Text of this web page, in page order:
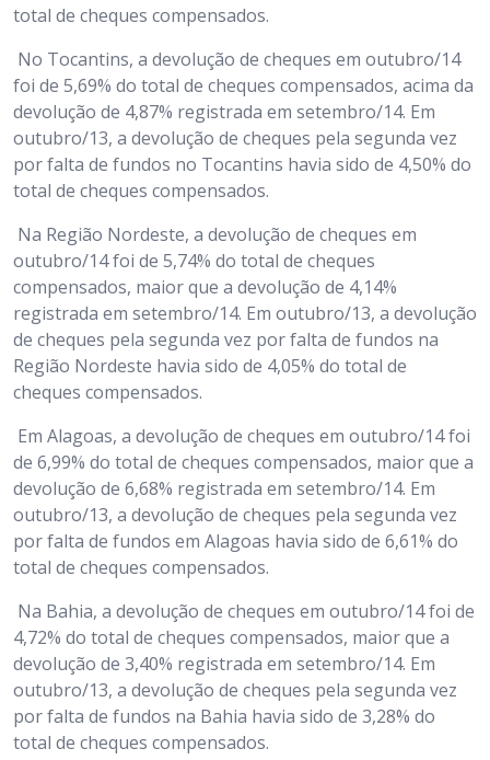
total de cheques compensados.
No Tocantins, a devolução de cheques em outubro/14
foi de 5,69% do total de cheques compensados, acima da
devolução de 4,87% registrada em setembro/14. Em
outubro/13, a devolução de cheques pela segunda vez
por falta de fundos no Tocantins havia sido de 4,50% do
total de cheques compensados.
Na Região Nordeste, a devolução de cheques em
outubro/14 foi de 5,74% do total de cheques
compensados, maior que a devolução de 4,14%
registrada em setembro/14. Em outubro/13, a devolução
de cheques pela segunda vez por falta de fundos na
Região Nordeste havia sido de 4,05% do total de
cheques compensados.
Em Alagoas, a devolução de cheques em outubro/14 foi
de 6,99% do total de cheques compensados, maior que a
devolução de 6,68% registrada em setembro/14. Em
outubro/13, a devolução de cheques pela segunda vez
por falta de fundos em Alagoas havia sido de 6,61% do
total de cheques compensados.
Na Bahia, a devolução de cheques em outubro/14 foi de
4,72% do total de cheques compensados, maior que a
devolução de 3,40% registrada em setembro/14. Em
outubro/13, a devolução de cheques pela segunda vez
por falta de fundos na Bahia havia sido de 3,28% do
total de cheques compensados.